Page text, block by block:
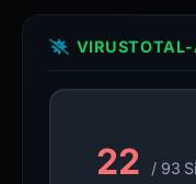
22
/ 93